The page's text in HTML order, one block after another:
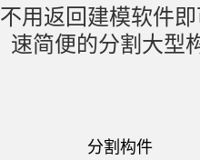
不用返回建模软件
速简便的分割大型
分割构件